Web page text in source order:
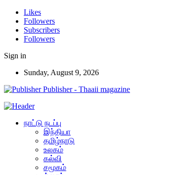
Likes
Followers
Subscribers
Followers
Sign in
Sunday, August 9, 2026
Publisher - Thaaii magazine
நாட்டு நடப்பு
இந்தியா
தமிழ்நாடு
உலகம்
கல்வி
சமூகம்